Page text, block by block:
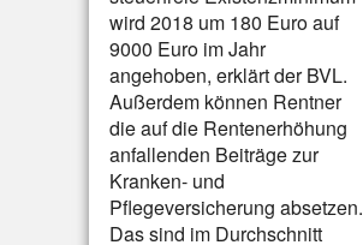
wird 2018 um 180 Euro auf
9000 Euro im Jahr
angehoben, erklärt der BVL.
Außerdem können Rentner
die auf die Rentenerhöhung
anfallenden Beiträge zur
Kranken- und
Pflegeversicherung absetzen.
Das sind im Durchschnitt